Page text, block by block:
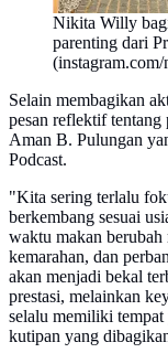
Nikita Willy
parenting dari
Selain membagikan
pesan reflektif tentang
Aman B. Pulungan
Podcast.
"Kita sering terlalu
berkembang sesuai
waktu makan berubah
kemarahan, dan
akan menjadi bekal
prestasi, melainkan
selalu memiliki
kutipan yang